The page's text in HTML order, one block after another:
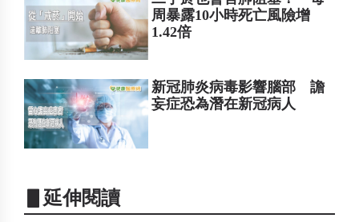
周暴露10小時死亡風險增
1.42倍
新冠肺炎病毒影響腦部 譫
妄症恐為潛在新冠病人
▋延伸閱讀